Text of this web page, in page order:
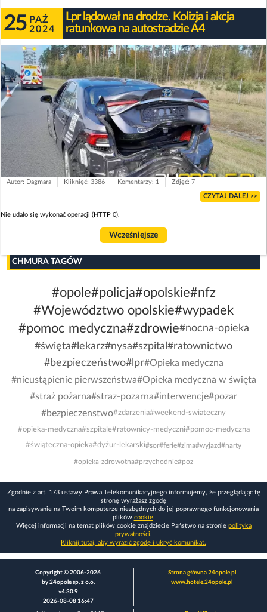
25 PAŹ
2024
Lpr lądował na drodze. Kolizja i akcja
ratunkowa na autostradzie A4
Autor: Dagmara Kliknięć: 3386 Komentarzy: 1 Zdjęć: 7
CZYTAJ DALEJ >>
Nie udało się wykonać operacji (HTTP 0).
Wcześniejsze
CHMURA TAGÓW
#opole#policja#opolskie#nfz
#Województwo opolskie#wypadek
#pomoc medyczna#zdrowie#nocna-opieka
#święta#lekarz#nysa#szpital #ratownictwo
#bezpieczeństwo#lpr#Opieka medyczna
#nieustąpienie pierwszeństwa#Opieka medyczna w święta
#straż pożarna#straz-pozarna#interwencje#pozar
#bezpieczenstwo#zdarzenia#weekend-swiateczny
#opieka-medyczna#szpitale#ratownicy-medyczni#pomoc-medyczna
#świąteczna-opieka#dyżur-lekarski#sor#ferie#zima#wyjazd#narty
#opieka-zdrowotna#przychodnie#poz
Zgodnie z art. 173 ustawy Prawa Telekomunikacyjnego informujemy, że przeglądając tę
stronę wyrażasz zgodę
na zapisywanie na Twoim komputerze niezbędnych do jej poprawnego funkcjonowania
plików cookie.
Więcej informacji na temat plików cookie znajdziecie Państwo na stronie polityka
prywatności.
Kliknij tutaj, aby wyrazić zgodę i ukryć komunikat.
Copyright © 2006-2026
by 24opole sp. z o.o.
v4.30.9
2026-08-08 16:47
Strona główna 24opole.pl
www.hotele.24opole.pl